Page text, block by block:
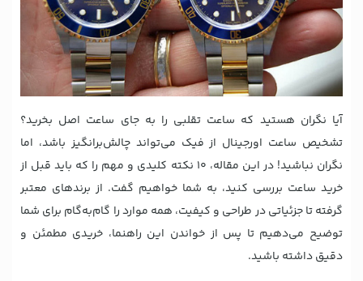
آیا نگران هستید که ساعت تقلبی را به جای ساعت اصل بخرید؟
تشخیص ساعت اورجینال از فیک می‌تواند چالش‌برانگیز باشد، اما
نگران نباشید! در این مقاله، ۱۰ نکته کلیدی و مهم را که باید قبل از
خرید ساعت بررسی کنید، به شما خواهیم گفت. از برندهای معتبر
گرفته تا جزئیاتی در طراحی و کیفیت، همه موارد را گام‌به‌گام برای شما
توضیح می‌دهیم تا پس از خواندن این راهنما، خریدی مطمئن و
دقیق داشته باشید.